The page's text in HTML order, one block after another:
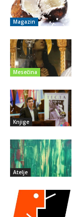
Magazin
Mesečina
Knjige
Atelje